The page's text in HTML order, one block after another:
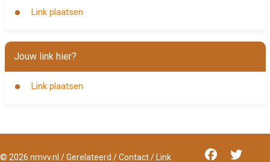
Link plaatsen
Jouw link hier?
Link plaatsen
© 2026 nmvv.nl /Gerelateerd /Contact/ Link